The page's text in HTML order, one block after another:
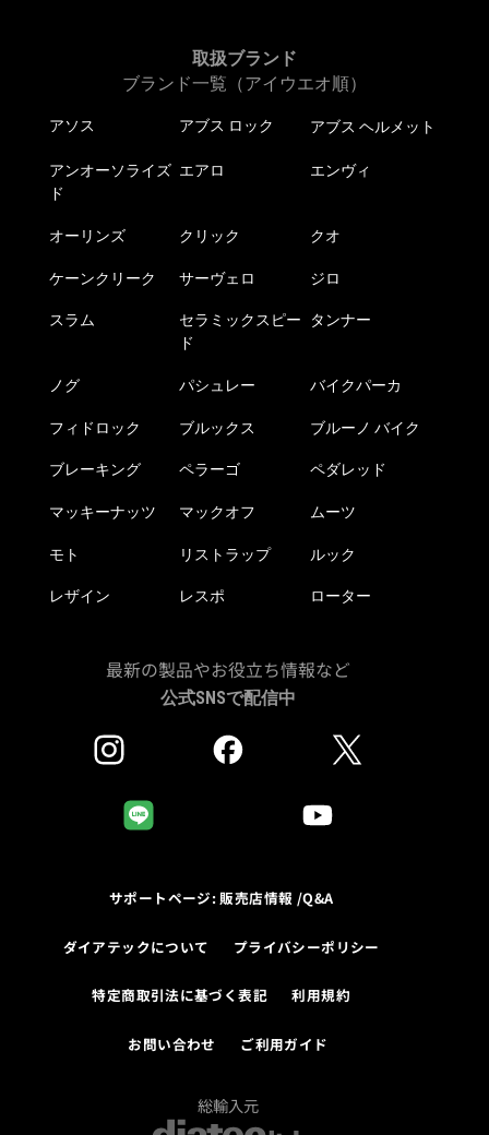
取扱ブランド
ブランド一覧（アイウエオ順）
アソス アブス ロック アブス ヘルメット
アンオーソライズ
ド
エアロ エンヴィ
オーリンズ クリック クオ
ケーンクリーク サーヴェロ ジロ
スラム
セラミックスピー
ド
タンナー
ノグ パシュレー バイクパーカ
フィドロック ブルックス ブルーノ バイク
ブレーキング ペラーゴ ペダレッド
マッキーナッツ マックオフ ムーツ
モト リストラップ ルック
レザイン レスポ ローター
最新の製品やお役立ち情報など
公式SNSで配信中
サポートページ: 販売店情報 /Q&A
ダイアテックについて プライバシーポリシー
特定商取引法に基づく表記 利用規約
お問い合わせ ご利用ガイド
総輸入元